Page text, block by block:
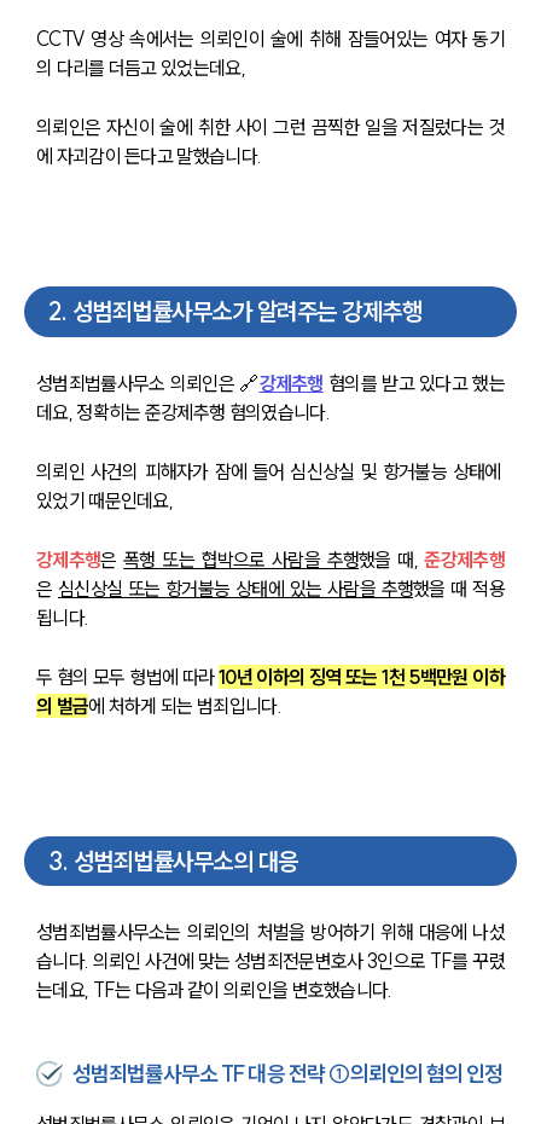
CCTV 영상 속에서는 의뢰인이 술에 취해 잠들어있는 여자 동기
의 다리를 더듬고 있었는데요,
의뢰인은 자신이 술에 취한 사이 그런 끔찍한 일을 저질렀다는 것
에 자괴감이 든다고 말했습니다.
2. 성범죄법률사무소가 알려주는 강제추행
성범죄법률사무소 의뢰인은 🔗강제추행 혐의를 받고 있다고 했는
데요, 정확히는 준강제추행 혐의였습니다.
의뢰인 사건의 피해자가 잠에 들어 심신상실 및 항거불능 상태에
있었기 때문인데요,
강제추행은 폭행 또는 협박으로 사람을 추행했을 때, 준강제추행
은 심신상실 또는 항거불능 상태에 있는 사람을 추행했을 때 적용
됩니다.
두 혐의 모두 형법에 따라 10년 이하의 징역 또는 1천 5백만원 이하
의 벌금에 처하게 되는 범죄입니다.
3. 성범죄법률사무소의 대응
성범죄법률사무소는 의뢰인의 처벌을 방어하기 위해 대응에 나섰
습니다. 의뢰인 사건에 맞는 성범죄전문변호사 3인으로 TF를 꾸렸
는데요, TF는 다음과 같이 의뢰인을 변호했습니다.
성범죄법률사무소 TF 대응 전략 ①의뢰인의 혐의 인정